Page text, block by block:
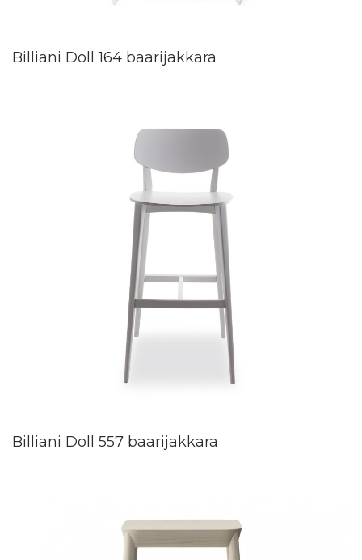
Billiani Doll 164 baarijakkara
Billiani Doll 557 baarijakkara